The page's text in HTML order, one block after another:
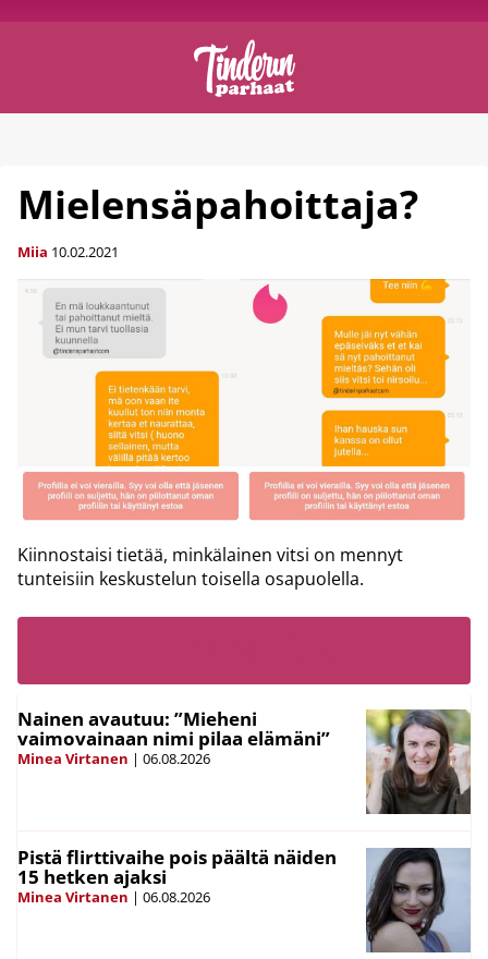
Mielensäpahoittaja?
Miia 10.02.2021
Kiinnostaisi tietää, minkälainen vitsi on mennyt
tunteisiin keskustelun toisella osapuolella.
Nainen avautuu: ”Mieheni
vaimovainaan nimi pilaa elämäni”
Minea Virtanen | 06.08.2026
Pistä flirttivaihe pois päältä näiden
15 hetken ajaksi
Minea Virtanen | 06.08.2026